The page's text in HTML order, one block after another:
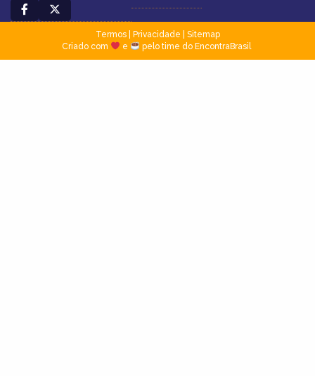
Termos| Privacidade
Sitemap
Criado com
e pelo time do EncontraBrasil